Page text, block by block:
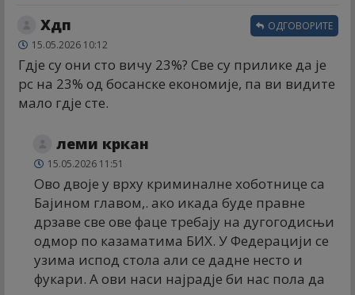
Хдп
15.05.2026 10:12
Гдје су они сто вичу 23%? Све су прилике да је
рс на 23% од босанске економије, па ви видите
мало гдје сте.
ОДГОВОРИТЕ
леми кркан
15.05.2026 11:51
Ово двоје у врху криминалне хоботнице са
Бајином главом,. ако икада буде правне
дрзаве све ове фаце требају на дугогодисњи
одмор по казаматима БИХ. У Федерацији се
узима испод стола али се дадне несто и
фукари. А ови наси најрадје би нас пола да